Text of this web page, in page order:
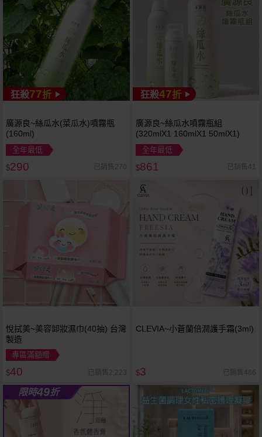
狂殺77折
廣源良~絲瓜水(菜瓜水)噴霧瓶
(160ml)
全年最低
$290 已銷售270
狂殺47折
廣源良~絲瓜水噴霧瓶組
(320mlX1 160mlX1 50mlX1)
全年最低
$861 已銷售41
悅拭美~美容卸妝濕巾(40抽) 台灣
製造
專區滿額贈
$40 已銷售2,223
CLEVIA~小蒼蘭倍潤護手霜(3ml)
$3 已銷售486
限時49折